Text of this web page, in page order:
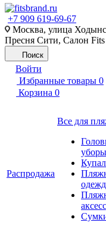
+7 909 619-69-67
Москва, улица
Пресня Сити, Салон Fits
Поиск
Войти
Избранные товары 0
Корзина 0
Распродажа
Все для
уборы